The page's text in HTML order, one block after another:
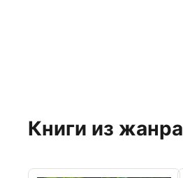
Книги из жанра